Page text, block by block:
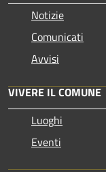
Notizie
Comunicati
Avvisi
VIVERE IL COMUNE
Luoghi
Eventi